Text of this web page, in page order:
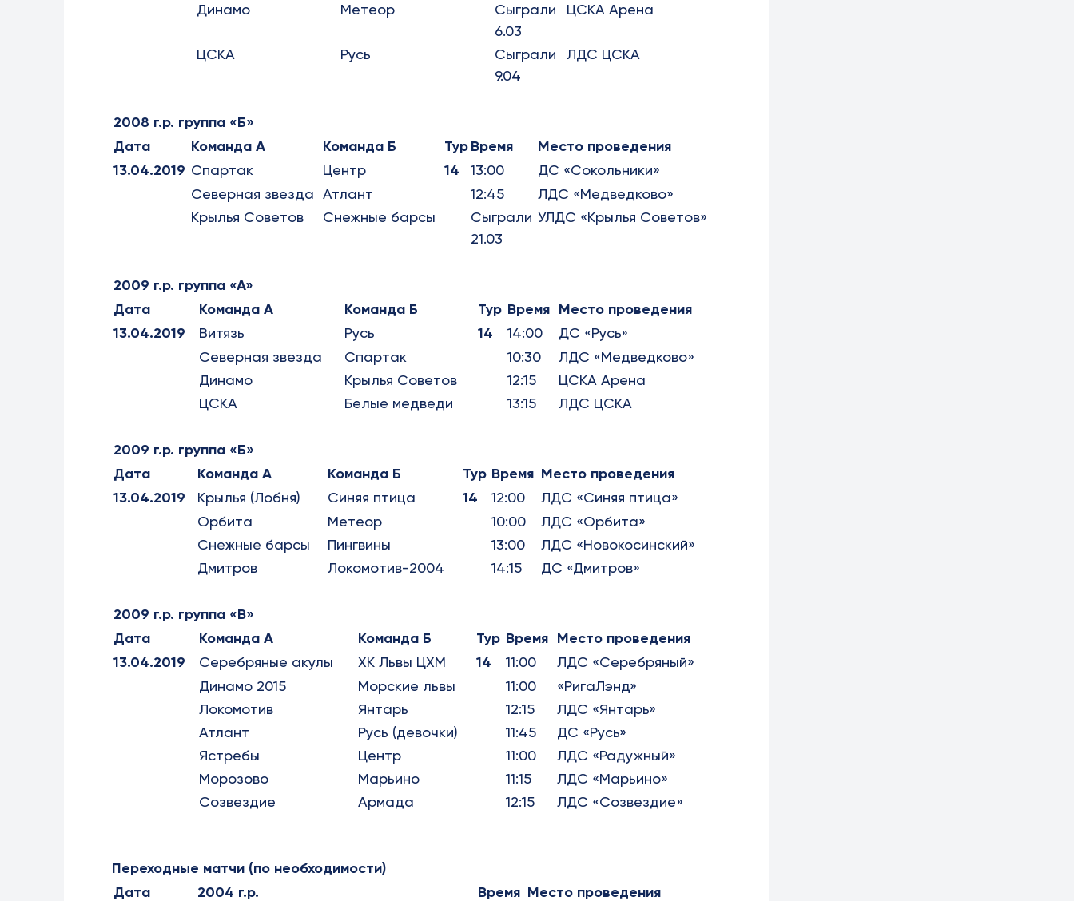
Динамо
Метеор
Сыграли
6.03
ЦСКА Арена
ЦСКА Русь
Сыграли
9.04
ЛДС ЦСКА
2008 г.р. группа «Б»
Дата
Команда А Команда Б ТурВремя
Место проведения
13.04.2019 Спартак Центр 14 13:00
ДС «Сокольники»
Северная звезда Атлант 12:45
ЛДС «Медведково»
Крылья Советов
Снежные барсы
Сыграли
21.03
УЛДС «Крылья Советов»
2009 г.р. группа «А»
Дата
Команда А Команда Б Тур Время Место проведения
13.04.2019
Витязь Русь 14 14:00
ДС «Русь»
Северная звезда
Спартак 10:30
ЛДС «Медведково»
Динамо
Крылья Советов 12:15
ЦСКА Арена
ЦСКА
Белые медведи 13:15 ЛДС ЦСКА
2009 г.р. группа «Б»
Дата
Команда А Команда Б Тур Время Место проведения
13.04.2019
Крылья (Лобня) Синяя птица 14 12:00
ЛДС «Синяя птица»
Орбита
Метеор 10:00
ЛДС «Орбита»
Снежные барсы
Пингвины 13:00
ЛДС «Новокосинский»
Дмитров
Локомотив-2004 14:15 ДС «Дмитров»
2009 г.р. группа «В»
Дата
Команда А Команда Б Тур Время Место проведения
13.04.2019
Серебряные акулы ХК Львы ЦХМ 14 11:00
ЛДС «Серебряный»
Динамо 2015
Морские львы 11:00
«РигаЛэнд»
Локомотив
Янтарь 12:15
ЛДС «Янтарь»
Атлант
Русь (девочки) 11:45
ДС «Русь»
Ястребы
Центр 11:00
ЛДС «Радужный»
Морозово
Марьино 11:15
ЛДС «Марьино»
Созвездие
Армада 12:15 ЛДС «Созвездие»
Переходные матчи (по необходимости)
Дата
2004 г.р. Время Место проведения